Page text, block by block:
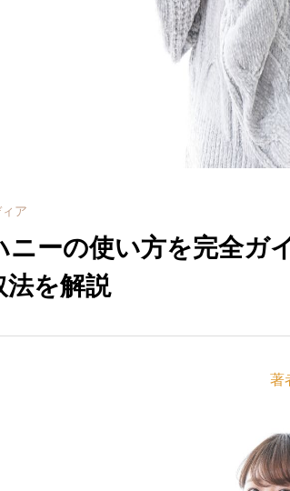
ィア
ニーの使い方を完全ガ
法を解説
著